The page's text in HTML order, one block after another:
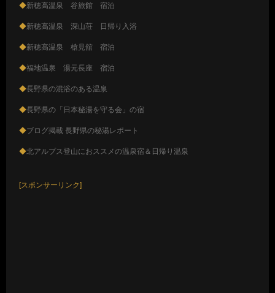
◆新穂高温泉 谷旅館 宿泊
◆新穂高温泉 深山荘 日帰り入浴
◆新穂高温泉 槍見舘 宿泊
◆福地温泉 湯元長座 宿泊
◆長野県の混浴のある温泉
◆長野県の「日本秘湯を守る会」の宿
◆ブログ掲載 長野県の秘湯レポート
◆北アルプス登山におススメの温泉宿＆日帰り温泉
[スポンサーリンク]